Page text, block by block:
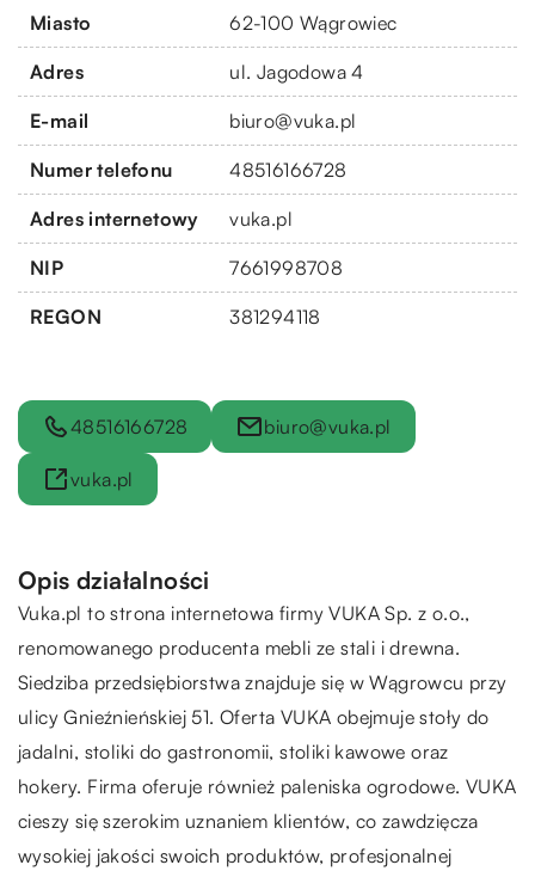
Miasto 62-100 Wągrowiec
Adres ul. Jagodowa 4
E-mail biuro@vuka.pl
Numer telefonu 48516166728
Adres internetowy vuka.pl
NIP 7661998708
REGON 381294118
48516166728 biuro@vuka.pl
vuka.pl
Opis działalności
Vuka.pl to strona internetowa firmy VUKA Sp. z o.o.,
renomowanego producenta mebli ze stali i drewna.
Siedziba przedsiębiorstwa znajduje się w Wągrowcu przy
ulicy Gnieźnieńskiej 51. Oferta VUKA obejmuje stoły do
jadalni, stoliki do gastronomii, stoliki kawowe oraz
hokery. Firma oferuje również paleniska ogrodowe. VUKA
cieszy się szerokim uznaniem klientów, co zawdzięcza
wysokiej jakości swoich produktów, profesjonalnej